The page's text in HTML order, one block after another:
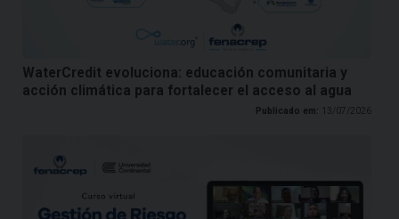
WaterCredit evoluciona: educación comunitaria y
acción climática para fortalecer el acceso al agua
Publicado em: 13/07/2026